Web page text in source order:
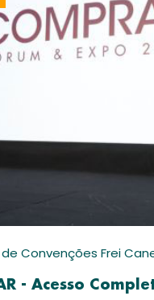
Convenções Frei
- Acesso